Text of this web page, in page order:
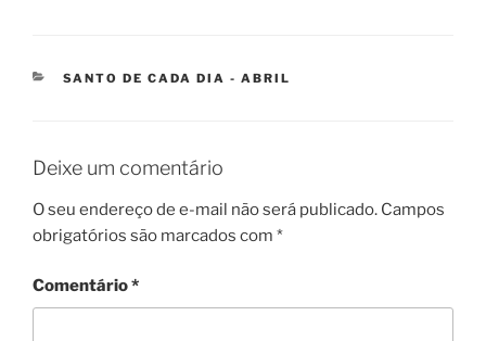
SANTO DE CADA DIA - ABRIL
Deixe um comentário
O seu endereço de e-mail não será publicado. Campos
obrigatórios são marcados com *
Comentário*